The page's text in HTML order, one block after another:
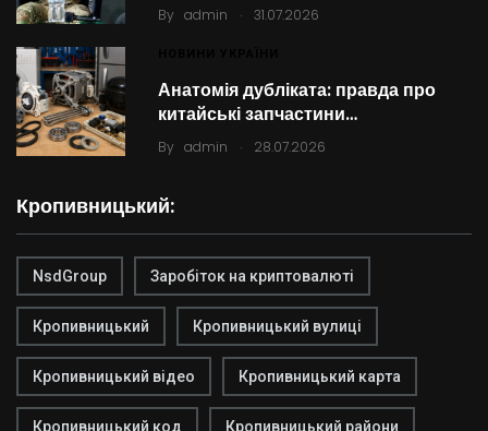
By admin . 31.07.2026
Анатомія дубліката: правда про
китайські запчастини…
By admin . 28.07.2026
Кропивницький:
NsdGroup Заробіток на криптовалюті
Кропивницький Кропивницький вулиці
Кропивницький відео Кропивницький карта
Кропивницький код Кропивницький райони